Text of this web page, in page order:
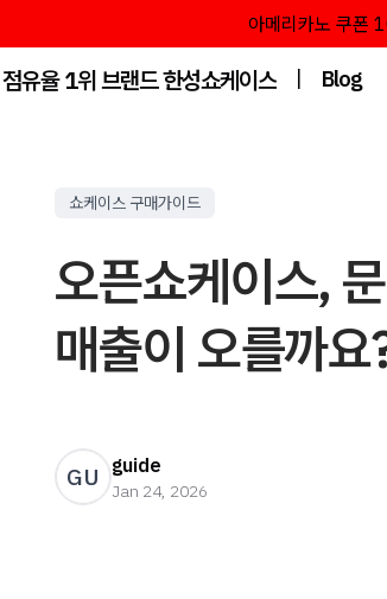
아메리카노 쿠폰
유율 1위 브랜드 한성쇼케이스 | Blog
쇼케이스 구매가이드
오픈쇼케이스,
매출이 오를까요
GU guide
Jan 24, 2026